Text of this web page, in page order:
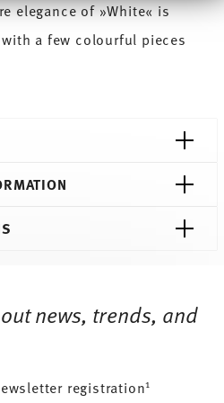
bereitgestellt haben oder die
der Dienste gesammelt
elegance of »White« is
a few colourful pieces
49
deep 23 cm, 12 x Cereal bowl
Microwave safe
Kingdom) for orders over
news, trends, and
registration1